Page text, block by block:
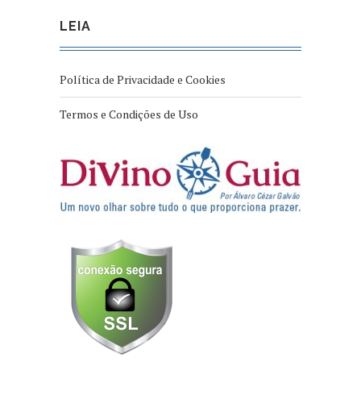
LEIA
Política de Privacidade e Cookies
Termos e Condições de Uso